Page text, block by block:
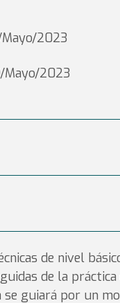
2023
Mayo/2023
de nivel
de la
guiará por un